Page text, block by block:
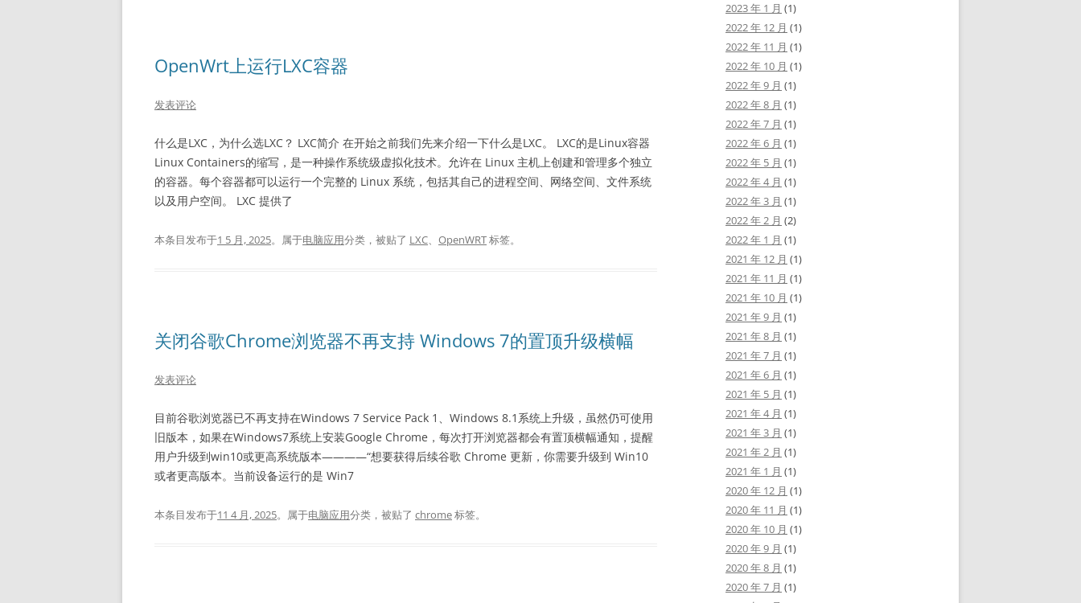
OpenWrt上运行LXC容器
发表评论
什么是LXC，为什么选LXC？ LXC简介 在开始之前我们先来介绍一下什么是LXC。 LXC的是Linux容器
Linux Containers的缩写，是一种操作系统级虚拟化技术。允许在 Linux 主机上创建和管理多个独立
的容器。每个容器都可以运行一个完整的 Linux 系统，包括其自己的进程空间、网络空间、文件系统
以及用户空间。 LXC 提供了
本条目发布于1 5 月, 2025。属于电脑应用分类，被贴了 LXC、 OpenWRT标签。
关闭谷歌Chrome浏览器不再支持 Windows 7的置顶升级横幅
发表评论
目前谷歌浏览器已不再支持在Windows 7 Service Pack 1、Windows 8.1系统上升级，虽然仍可使用
旧版本，如果在Windows7系统上安装Google Chrome，每次打开浏览器都会有置顶横幅通知，提醒
用户升级到win10或更高系统版本————“想要获得后续谷歌 Chrome 更新，你需要升级到 Win10
或者更高版本。当前设备运行的是 Win7
本条目发布于11 4 月, 2025。属于电脑应用分类，被贴了 chrome标签。
2023 年 1 月 (1)
2022 年 12 月 (1)
2022 年 11 月 (1)
2022 年 10 月 (1)
2022 年 9 月 (1)
2022 年 8 月 (1)
2022 年 7 月 (1)
2022 年 6 月 (1)
2022 年 5 月 (1)
2022 年 4 月 (1)
2022 年 3 月 (1)
2022 年 2 月 (2)
2022 年 1 月 (1)
2021 年 12 月 (1)
2021 年 11 月 (1)
2021 年 10 月 (1)
2021 年 9 月 (1)
2021 年 8 月 (1)
2021 年 7 月 (1)
2021 年 6 月 (1)
2021 年 5 月 (1)
2021 年 4 月 (1)
2021 年 3 月 (1)
2021 年 2 月 (1)
2021 年 1 月 (1)
2020 年 12 月 (1)
2020 年 11 月 (1)
2020 年 10 月 (1)
2020 年 9 月 (1)
2020 年 8 月 (1)
2020 年 7 月 (1)